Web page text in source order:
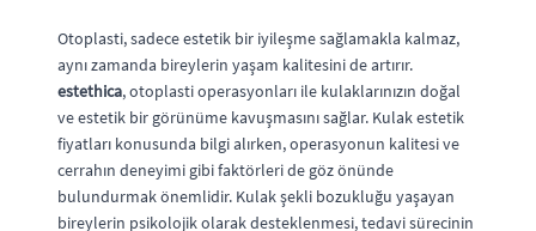
Otoplasti, sadece estetik bir iyileşme sağlamakla kalmaz,
aynı zamanda bireylerin yaşam kalitesini de artırır.
estethica, otoplasti operasyonları ile kulaklarınızın doğal
ve estetik bir görünüme kavuşmasını sağlar. Kulak estetik
fiyatları konusunda bilgi alırken, operasyonun kalitesi ve
cerrahın deneyimi gibi faktörleri de göz önünde
bulundurmak önemlidir. Kulak şekli bozukluğu yaşayan
bireylerin psikolojik olarak desteklenmesi, tedavi sürecinin